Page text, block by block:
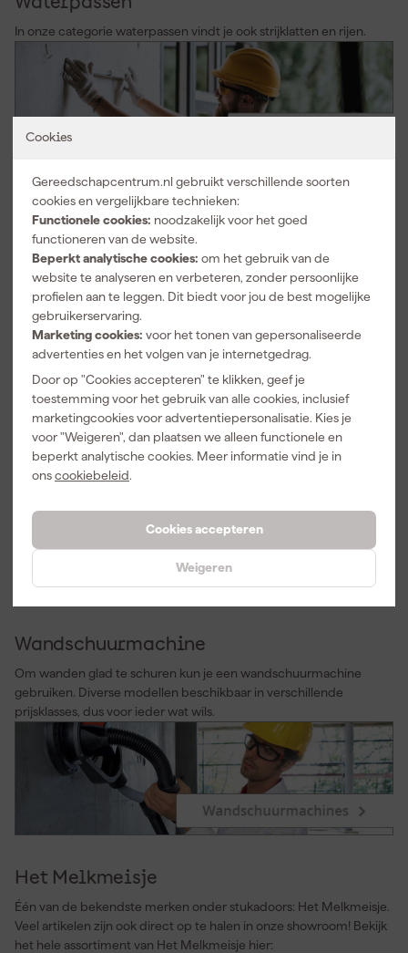
Cookies
Gereedschapcentrum.nl gebruikt verschillende soorten
cookies en vergelijkbare technieken:
Functionele cookies: noodzakelijk voor het goed
functioneren van de website.
Beperkt analytische cookies: om het gebruik van de
website te analyseren en verbeteren, zonder persoonlijke
profielen aan te leggen. Dit biedt voor jou de best mogelijke
gebruikerservaring.
Marketing cookies: voor het tonen van gepersonaliseerde
advertenties en het volgen van je internetgedrag.
Door op "Cookies accepteren" te klikken, geef je
toestemming voor het gebruik van alle cookies, inclusief
marketingcookies voor advertentiepersonalisatie. Kies je
voor "Weigeren", dan plaatsen we alleen functionele en
beperkt analytische cookies. Meer informatie vind je in
onscookiebeleid.
Cookies accepteren
Weigeren
In onze categorie waterpassen vindt je ook strijklatten en rijen.
Schuurborden
Ook voor schuurborden zit je goed bij Gereedschapcentrum. De
beste schuurborden van Het Melkmeisje, Super Prof en Silverline
snel leverbaar!
Handschoenen
Werkhandschoenen in alle maten; voor zowel kort als langdurig
gebruik en éxtra scherp geprijsd.
Wandschuurmachine
Om wanden glad te schuren kun je een wandschuurmachine
gebruiken. Diverse modellen beschikbaar in verschillende
prijsklasses, dus voor ieder wat wils.
Het Melkmeisje
Één van de bekendste merken onder stukadoors: Het Melkmeisje.
Veel artikelen zijn ook direct op te halen in onze showroom! Bekijk
het hele assortiment van Het Melkmeisje hier: